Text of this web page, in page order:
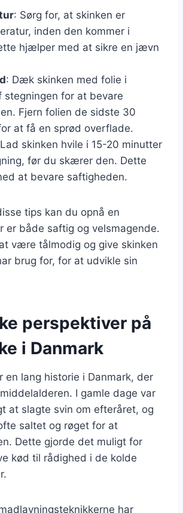
: Sørg for, at skinken er
inden den kommer i
hjælper med at sikre en jævn
: Dæk skinken med folie i
stegningen for at bevare
Fjern folien de sidste 30
at få en sprød overflade.
skinken hvile i 15-20 minutter
før du skærer den. Dette
at bevare saftigheden.
tips kan du opnå en
er både saftig og velsmagende.
være tålmodig og give skinken
brug for, for at udvikle sin
perspektiver på
i Danmark
en lang historie i Danmark, der
I gamle dage var
at slagte svin om efteråret, og
saltet og røget for at
Dette gjorde det muligt for
kød til rådighed i de kolde
har